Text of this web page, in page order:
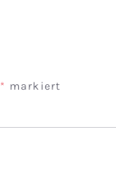
* markiert